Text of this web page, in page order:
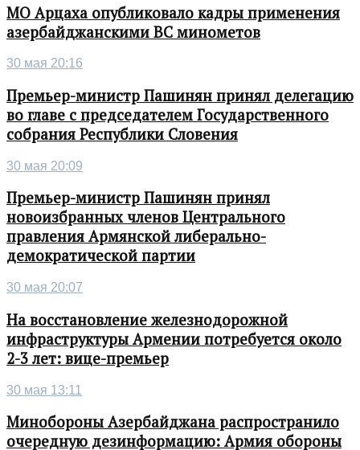
МО Арцаха опубликовало кадры применения
азербайджанскими ВС минометов
30 мая 20:16
Премьер-министр Пашинян принял делегацию
во главе с председателем Государственного
собрания Республики Словения
30 мая 20:09
Премьер-министр Пашинян принял
новоизбранных членов Центрального
правления Армянской либерально-
демократической партии
30 мая 20:07
На восстановление железнодорожной
инфраструктуры Армении потребуется около
2-3 лет: вице-премьер
30 мая 13:11
Минобороны Азербайджана распространило
очередную дезинформацию: Армия обороны